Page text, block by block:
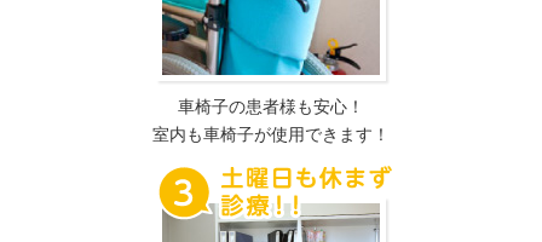
車椅子の患者様も安心！
室内も車椅子が使用できます！